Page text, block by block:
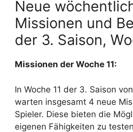
Neue
Missionen und
der 3. Saison,
Missionen der Woche 11:
In Woche 11 der 3. Saison von
warten insgesamt 4 neue
Spieler. Diese bieten die
eigenen Fähigkeiten zu